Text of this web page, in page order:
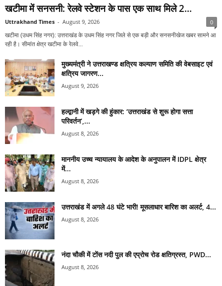
खटीमा में सनसनी: रेलवे स्टेशन के पास एक साथ मिले 2...
Uttrakhand Times - August 9, 2026 0
खटीमा (उधम सिंह नगर): उत्तराखंड के उधम सिंह नगर जिले से एक बड़ी और सनसनीखेज खबर सामने आ
रही है। सीमांत क्षेत्र खटीमा के रेलवे...
मुख्यमंत्री ने उत्तराखण्ड क्षत्रिय कल्याण समिति की वेबसाइट एवं
क्षत्रिय जागरण...
August 9, 2026
हल्द्वानी में खड़गे की हुंकार: ‘उत्तराखंड से शुरू होगा सत्ता
परिवर्तन’,...
August 8, 2026
माननीय उच्च न्यायालय के आदेश के अनुपालन में IDPL क्षेत्र
में...
August 8, 2026
उत्तराखंड में अगले 48 घंटे भारी! मूसलाधार बारिश का अलर्ट, 4...
August 8, 2026
नंदा चौकी में टोंस नदी पुल की एप्रोच रोड क्षतिग्रस्त, PWD...
August 8, 2026